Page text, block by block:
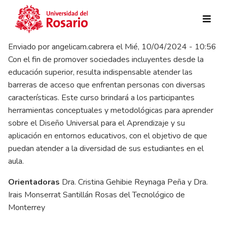
Pasar al contenido principal
Enviado porangelicam.cabrera elMié, 10/04/2024 - 10:56
Con el fin de promover sociedades incluyentes desde la
educación superior, resulta indispensable atender las
barreras de acceso que enfrentan personas con diversas
características. Este curso brindará a los participantes
herramientas conceptuales y metodológicas para aprender
sobre el Diseño Universal para el Aprendizaje y su
aplicación en entornos educativos, con el objetivo de que
puedan atender a la diversidad de sus estudiantes en el
aula.
Orientadoras Dra. Cristina Gehibie Reynaga Peña y Dra.
Irais Monserrat Santillán Rosas del Tecnológico de
Monterrey